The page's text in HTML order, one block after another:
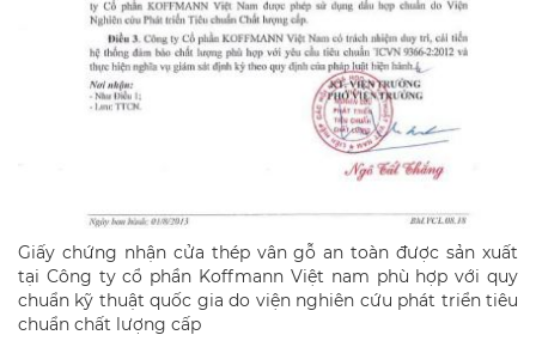
Giấy chứng nhận cửa thép vân gỗ an toàn được sản xuất
tại Công ty cổ phần Koffmann Việt nam phù hợp với quy
chuẩn kỹ thuật quốc gia do viện nghiên cứu phát triển tiêu
chuẩn chất lượng cấp